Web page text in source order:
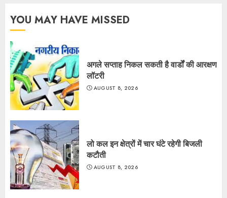
YOU MAY HAVE MISSED
अगले सप्ताह निकल सकती है वार्डों की आरक्षण
लॉटरी
AUGUST 8, 2026
लो कल इन क्षेत्रों में चार घंटे रहेगी बिजली
कटौती
AUGUST 8, 2026